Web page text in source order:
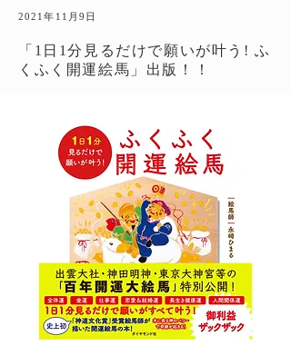
「1日1分見るだけで願いが叶う! ふ
くふく開運絵馬」出版！！
2021年11月9日